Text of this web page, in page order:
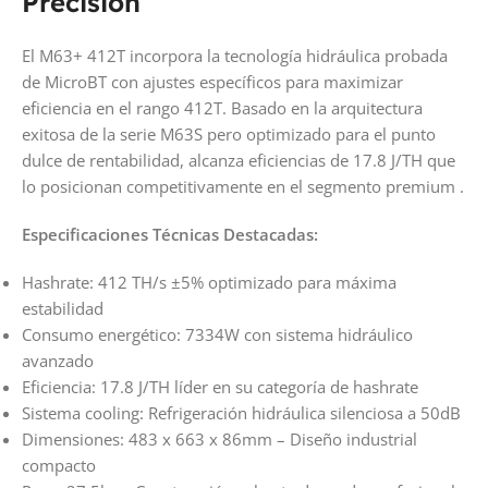
El M63+ 412T incorpora la tecnología hidráulica probada
de MicroBT con ajustes específicos para maximizar
eficiencia en el rango 412T. Basado en la arquitectura
exitosa de la serie M63S pero optimizado para el punto
dulce de rentabilidad, alcanza eficiencias de 17.8 J/TH que
lo posicionan competitivamente en el segmento premium .
Especificaciones Técnicas Destacadas:
Hashrate: 412 TH/s ±5% optimizado para máxima
estabilidad
Consumo energético: 7334W con sistema hidráulico
avanzado
Eficiencia: 17.8 J/TH líder en su categoría de hashrate
Sistema cooling: Refrigeración hidráulica silenciosa a 50dB
Dimensiones: 483 x 663 x 86mm – Diseño industrial
compacto